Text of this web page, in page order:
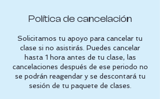
Política de cancelación
Solicitamos tu apoyo para cancelar tu
clase si no asistirás. Puedes cancelar
hasta 1 hora antes de tu clase, las
cancelaciones después de ese periodo no
se podrán reagendar y se descontará tu
sesión de tu paquete de clases.